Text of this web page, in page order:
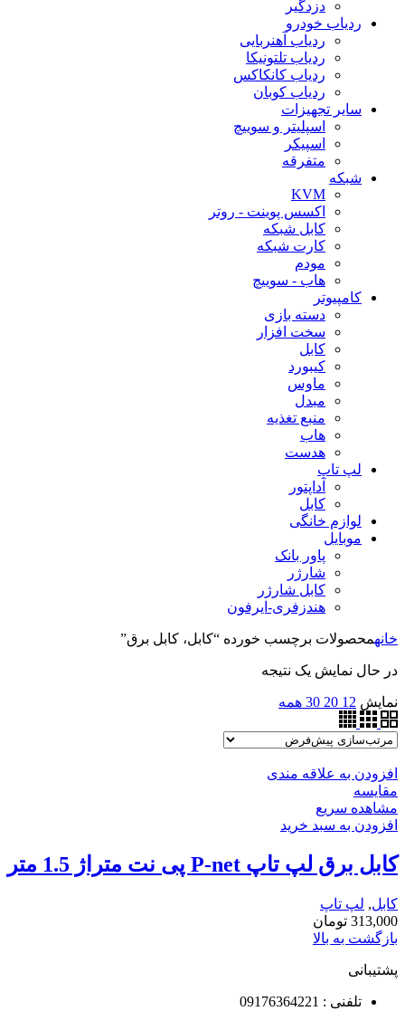
دزدگیر
ردیاب خودرو
ردیاب آهنربایی
ردیاب تلتونیکا
ردیاب کانکاکس
ردیاب کوبان
سایر تجهیزات
اسپلیتر و سوییچ
اسپیکر
متفرقه
شبکه
KVM
اکسس پوینت - روتر
کابل شبکه
کارت شبکه
مودم
هاب - سوییچ
کامپیوتر
دسته بازی
سخت افزار
کابل
کیبورد
ماوس
مبدل
منبع تغذیه
هاب
هدست
لپ تاپ
آداپتور
کابل
لوازم خانگی
موبایل
پاور بانک
شارژر
کابل شارژر
هندزفری-ایرفون
خانهمحصولات برچسب خورده “کابل، کابل برق”
در حال نمایش یک نتیجه
نمایش 12
20
30 همه
افزودن به علاقه مندی
مقایسه
مشاهده سریع
افزودن به سبد خرید
کابل برق لپ تاپ P-net پی نت متراژ 1.5 متر
کابل, لپ تاپ
313,000 تومان
بازگشت به بالا
پشتیبانی
تلفنی : 09176364221